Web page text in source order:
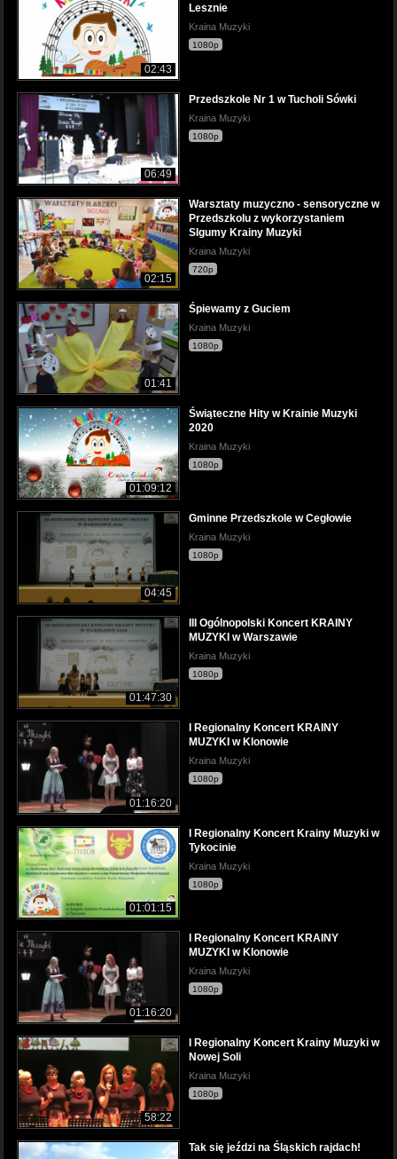
02:43
Lesznie
Kraina Muzyki
1080p
06:49
Przedszkole Nr 1 w Tucholi Sówki
Kraina Muzyki
1080p
02:15
Warsztaty muzyczno - sensoryczne w
Przedszkolu z wykorzystaniem
SIgumy Krainy Muzyki
Kraina Muzyki
720p
01:41
Śpiewamy z Guciem
Kraina Muzyki
1080p
01:09:12
Świąteczne Hity w Krainie Muzyki
2020
Kraina Muzyki
1080p
04:45
Gminne Przedszkole w Cegłowie
Kraina Muzyki
1080p
01:47:30
III Ogólnopolski Koncert KRAINY
MUZYKI w Warszawie
Kraina Muzyki
1080p
01:16:20
I Regionalny Koncert KRAINY
MUZYKI w Klonowie
Kraina Muzyki
1080p
01:01:15
I Regionalny Koncert Krainy Muzyki w
Tykocinie
Kraina Muzyki
1080p
01:16:20
I Regionalny Koncert KRAINY
MUZYKI w Klonowie
Kraina Muzyki
1080p
58:22
I Regionalny Koncert Krainy Muzyki w
Nowej Soli
Kraina Muzyki
1080p
Tak się jeździ na Śląskich rajdach!